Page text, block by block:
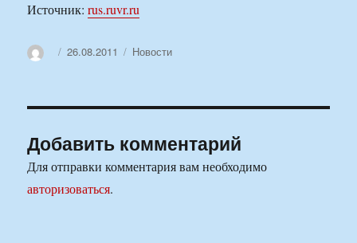
Источник:rus.ruvr.ru
АвторОпубликовано
26.08.2011 Рубрики
Новости
Добавить комментарий
Для отправки комментария вам необходимо
авторизоваться.